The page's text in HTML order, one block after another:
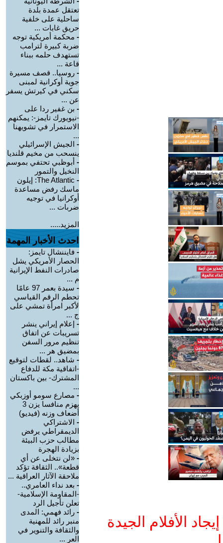
الأفلام الجيدة
تعتقل عمدة بلدة
ساحلية على خلفية
حريق غابات ...
- محكمة أمريكية توجه
ضربة كبيرة لترامب
تستهدف حلمه ببناء
قاعة ...
- روسيا.. قصف مسيرة
جوية أوكرانية لمبنى
سكني في كيرتش يسفر
عن ...
- بن غفير ردا على
-نيويورك تايمز-: يمكنهم
الاستمرار في تشويهنا
...
- الجيش الإسرائيلي
ينسحب من مخيم قلنديا
- أبوظبي تحتفي بموسم
النخيل والتمور
-
The Atlantic: إيلون
ماسك رفض مساعدة
أوكرانيا في توجيه
ضربات ...
المزيد.....
احدث الأخبار المهمة
- فايننشال تايمز:
الحصار الأمريكي يشل
صادرات النفط الإيرانية
م ...
-
سيدة بعمر 97 عامًا
تحطم الرقم القياسي
لأكبر امرأة تمشي على
ج ...
- إعلام إيراني ينشر
تسريبات عن اتفاق
تنظيم مرور السفن
بمضيق هر ...
- شاهد.. لقطات لتوقيع
-اتفاقية مكة للدفاع
المشترك- بين باكستان
...
- مصارع سومو أوزبكي
يهزم منافسا يزن 3
أضعاف وزنه (فيديو)
- الاشتراكي
الديمقراطي يرفض
مطالب حزب البيئة
بزيادة الهجرة
- «لن نتخلى عن أي
قطعة».. الثقافة تؤكد
ملاحقة الآثار العراقية ...
- بعد نداء العامري..
-المقاومة الإسلامية-
تعلن تأجيل الرد
- رائد فهمي: المدى
منبر رائد للمهنية
والثقافة والتنوير في
العر ...